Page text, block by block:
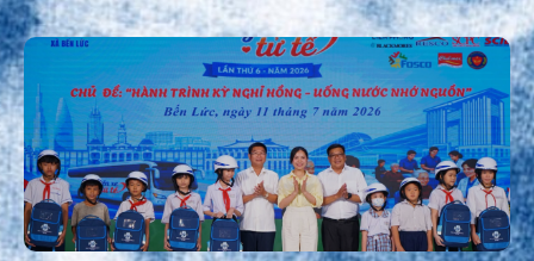
VẤN NHƯỢNG QUYỀN VÀ TUYỂN DỤNG
TRÁI PHÉP